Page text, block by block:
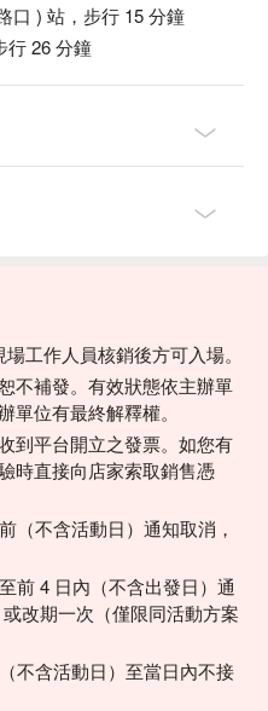
口 ) 站，步行 15 分鐘
行 26 分鐘
工作人員核銷後方可入場。
不補發。有效狀態依主辦單
單位有最終解釋權。
到平台開立之發票。如您有
時直接向店家索取銷售憑
（不含活動日）通知取消，
前 4 日內（不含出發日）通
改期一次（僅限同活動方案
不含活動日）至當日內不接